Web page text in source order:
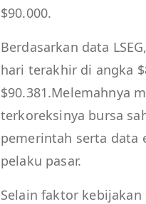
$90.000.
Berdasarkan data
hari terakhir di angka
$90.381.Melemahnya
terkoreksinya bursa
pemerintah serta data
pelaku pasar.
Selain faktor